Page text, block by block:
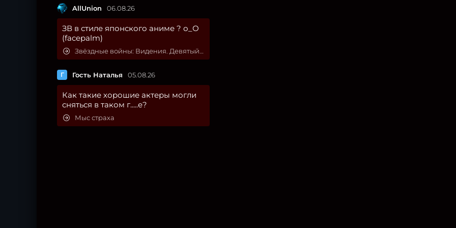
AllUnion 06.08.26
ЗВ в стиле японского аниме ? о_О
(facepalm)
Звёздные войны: Видения. Девятый джедай
Г Гость Наталья 05.08.26
Как такие хорошие актеры могли
сняться в таком г.....е?
Мыс страха